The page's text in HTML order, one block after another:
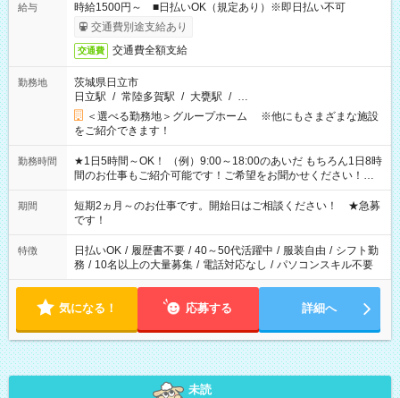
給与
時給1500円～ ■日払いOK（規定あり）※即日払い不可
交通費別途支給あり
交通費 交通費全額支給
勤務地
茨城県日立市
日立駅 / 常陸多賀駅 / 大甕駅 / …
＜選べる勤務地＞グループホーム ※他にもさまざまな施設
をご紹介できます！
勤務時間
★1日5時間～OK！ （例）9:00～18:00のあいだ もちろん1日8時
間のお仕事もご紹介可能です！ご希望をお聞かせください！★
家庭の都合でお休みが必要な場合も遠慮なくご相談ください。
※週最低15時間以上の勤務が必要です
期間
短期2ヵ月～のお仕事です。開始日はご相談ください！ ★急募
です！
特徴 日払いOK / 履歴書不要 / 40～50代活躍中 / 服装自由 / シフト勤
務 / 10名以上の大量募集 / 電話対応なし / パソコンスキル不要
気になる！ 応募する 詳細へ
未読